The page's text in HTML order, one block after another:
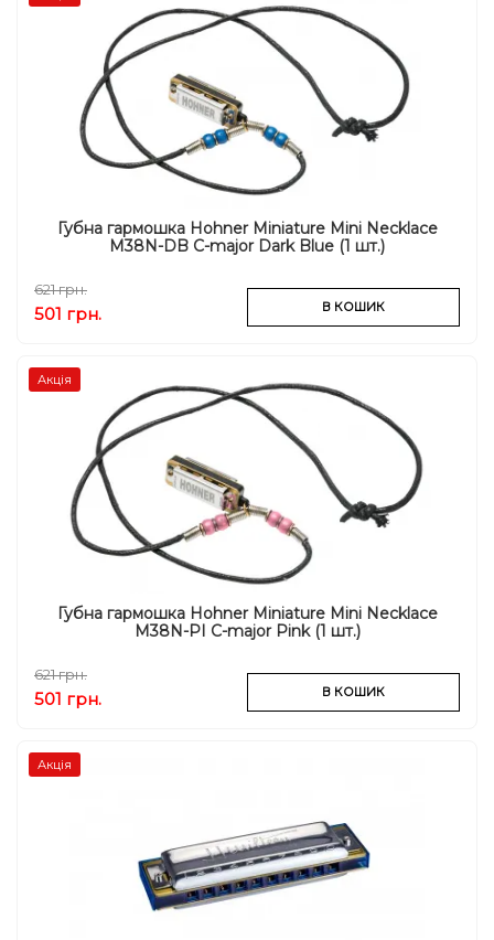
Губна гармошка Hohner Miniature Mini Necklace
M38N-DB C-major Dark Blue (1 шт.)
621 грн.
501 грн. В КОШИК
Акція
Губна гармошка Hohner Miniature Mini Necklace
M38N-PI C-major Pink (1 шт.)
621 грн.
501 грн. В КОШИК
Акція